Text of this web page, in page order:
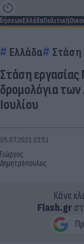
ΕλλάδαΠολιτική
Ελλάδα Στάση
Στάση
δρομολόγια
Ιουλίου
Γιώργος
Δημητρόπουλος
05.07.2021 23:51
Κάνε
Flash.gr